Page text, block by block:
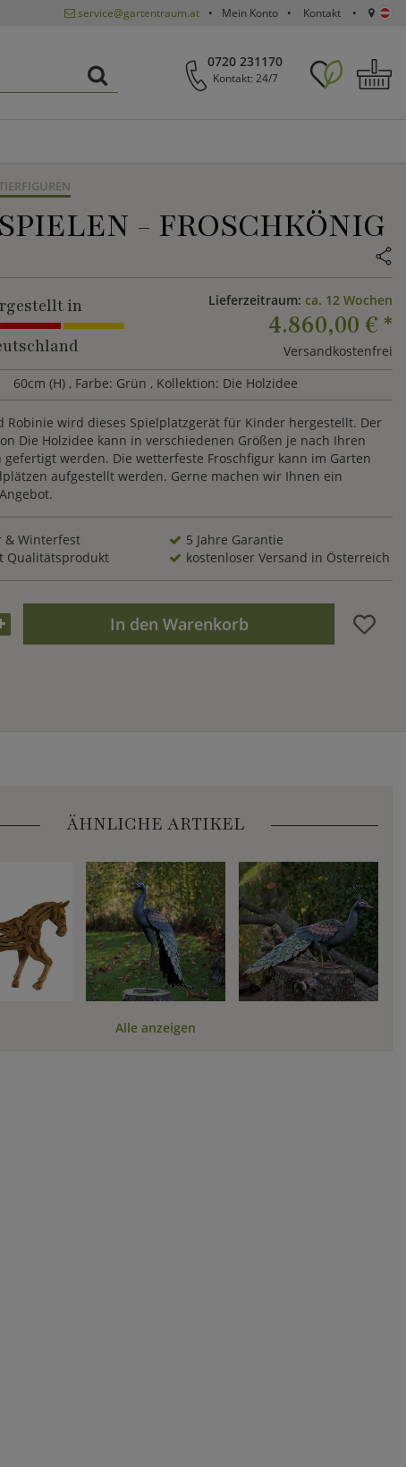
service@gartentraum.at Mein Konto Kontakt
0720 231170
Kontakt: 24/7
- FROSCHKÖNIG
in
Lieferzeitraum: ca. 12 Wochen
4.860,00 € *
Versandkostenfrei
60cm (H) , Farbe: Grün , Kollektion: Die Holzidee
Robinie wird dieses Spielplatzgerät für Kinder hergestellt. Der
Die Holzidee kann in verschiedenen Größen je nach Ihren
gefertigt werden. Die wetterfeste Froschfigur kann im Garten
aufgestellt werden. Gerne machen wir Ihnen ein
& Winterfest
5 Jahre Garantie
Qualitätsprodukt
kostenloser Versand in Österreich
In den Warenkorb
ÄHNLICHE ARTIKEL
Alle anzeigen